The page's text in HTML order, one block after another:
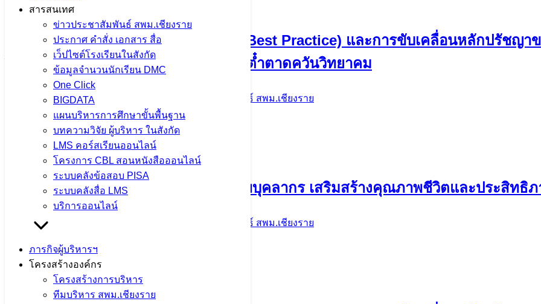
สารสนเทศ
ข่าวประชาสัมพันธ์ สพม.เชียงราย
ประกาศ คำสั่ง เอกสาร สื่อ
เว็ปไซต์โรงเรียนในสังกัด
ข้อมูลจำนวนนักเรียน DMC
One Click
BIGDATA
แผนบริหารการศึกษาขั้นพื้นฐาน
บทความวิจัย ผู้บริหาร ในสังกัด
LMS คอร์สเรียนออนไลน์
โครงการ CBL สอนหนังสือออนไลน์
ระบบคลังข้อสอบ PISA
ระบบคลังสื่อ LMS
บริการออนไลน์
ภารกิจผู้บริหารฯ
โครงสร้างองค์กร
โครงสร้างการบริหาร
ทีมบริหาร สพม.เชียงราย
5 สิงหาคม 2026
จำนวนผู้ชม: 11
สพม.เชียงราย ร่วมเป็นวิทยากรแนะแนวการศึกษา ในกิจกรรม CRRU Road Show
5 สิงหาคม 20265 สิงหาคม 2026 ข่าวประชาสัมพันธ์ สพม.เชียงราย
จำนวนผู้ชม: 13
กิจกรรมแลกเปลี่ยนเรียนรู้วิธีปฏิบัติที่ดี (Best Practice) และการขับเคลื่อนหลักปรัชญาข
ปีงบประมาณ พ.ศ. 2569 ณ โรงเรียนแม่ต๋ำตาดควันวิทยาคม
4 สิงหาคม 20264 สิงหาคม 2026